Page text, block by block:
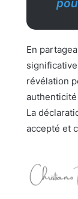
En
révélation
La
accepté et